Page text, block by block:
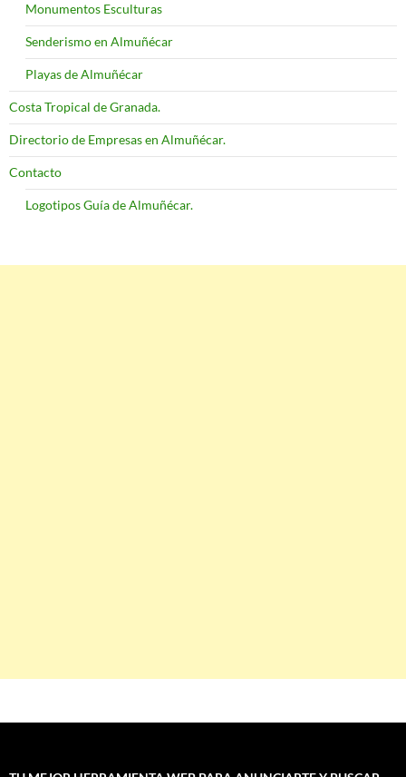
Monumentos Esculturas
Senderismo en Almuñécar
Playas de Almuñécar
Costa Tropical de Granada.
Directorio de Empresas en Almuñécar.
Contacto
Logotipos Guía de Almuñécar.